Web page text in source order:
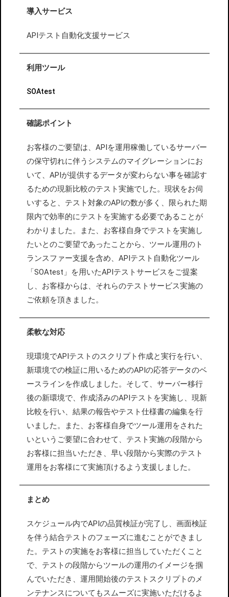
導入サービス
APIテスト自動化支援サービス
利用ツール
SOAtest
確認ポイント
お客様のご要望は、APIを運用稼働しているサーバー
の保守切れに伴うシステムのマイグレーションにお
いて、APIが提供するデータが変わらない事を確認す
るための現新比較のテスト実施でした。現状をお伺
いすると、テスト対象のAPIの数が多く、限られた期
限内で効率的にテストを実施する必要であることが
わかりました。また、お客様自身でテストを実施し
たいとのご要望であったことから、ツール運用のト
ランスファー支援を含め、APIテスト自動化ツール
「SOAtest」を用いたAPIテストサービスをご提案
し、お客様からは、それらのテストサービス実施の
ご依頼を頂きました。
柔軟な対応
現環境でAPIテストのスクリプト作成と実行を行い、
新環境での検証に用いるためのAPIの応答データのベ
ースラインを作成しました。そして、サーバー移行
後の新環境で、作成済みのAPIテストを実施し、現新
比較を行い、結果の報告やテスト仕様書の編集を行
いました。また、お客様自身でツール運用をされた
いというご要望に合わせて、テスト実施の段階から
お客様に担当いただき、早い段階から実際のテスト
運用をお客様にて実施頂けるよう支援しました。
まとめ
スケジュール内でAPIの品質検証が完了し、画面検証
を伴う結合テストのフェーズに進むことができまし
た。テストの実施をお客様に担当していただくこと
で、テストの段階からツールの運用のイメージを掴
んでいただき、運用開始後のテストスクリプトのメ
ンテナンスについてもスムーズに実施いただけるよ